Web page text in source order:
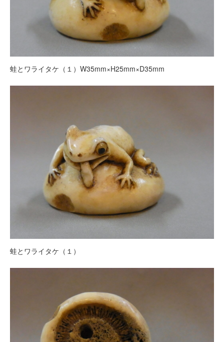
蛙とワライタケ（１）W35mm×H25mm×D35mm
蛙とワライタケ（１）